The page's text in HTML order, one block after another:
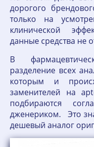
дорогого
только на
клинической
данные средства не
В
разделение всех
которым и
заменителей на
подбираются
дженериком. Это
дешевый аналог